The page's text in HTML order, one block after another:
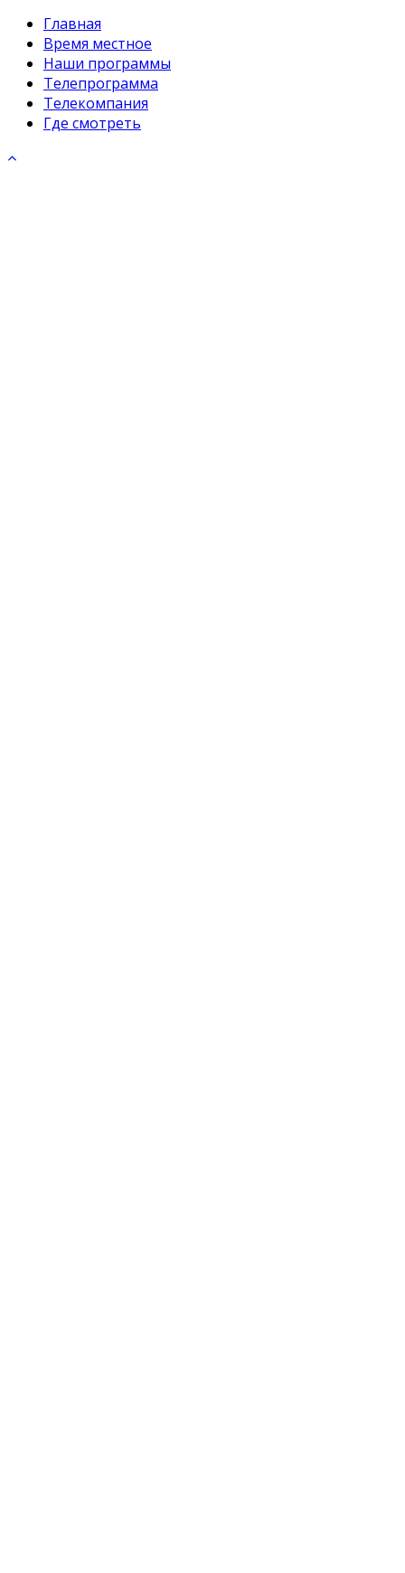
Главная
Время местное
Наши программы
Телепрограмма
Телекомпания
Где смотреть